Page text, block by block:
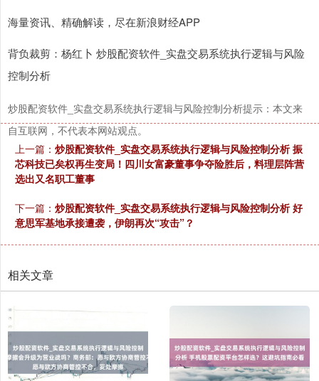
海量资讯、精确解读，尽在新浪财经APP
背负裁剪：杨红卜 炒股配资软件_实盘交易系统执行逻辑与风险
控制分析
炒股配资软件_实盘交易系统执行逻辑与风险控制分析提示：本文来
自互联网，不代表本网站观点。
上一篇： 炒股配资软件_实盘交易系统执行逻辑与风险控制分析 振
芯科技已矣权再生变局！四川女富豪董事争夺险胜后，料理层阵营
选出又名职工董事
下一篇： 炒股配资软件_实盘交易系统执行逻辑与风险控制分析 好
意思军基地承接遭袭，伊朗再次“攻击”？
相关文章